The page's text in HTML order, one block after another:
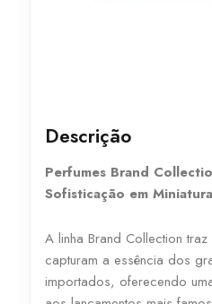
Descrição
Perfumes Brand
Sofisticação em Miniatura
A linha Brand Collection
capturam a essência dos
importados, oferecendo